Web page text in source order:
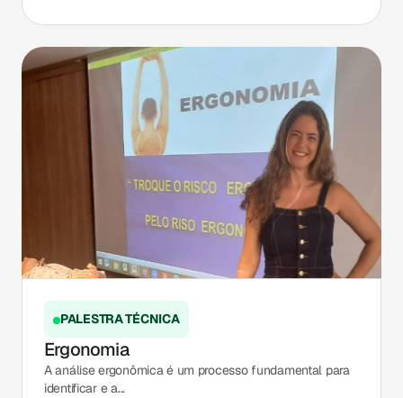
PALESTRA TÉCNICA
Ergonomia
A análise ergonômica é um processo fundamental para
identificar e a...